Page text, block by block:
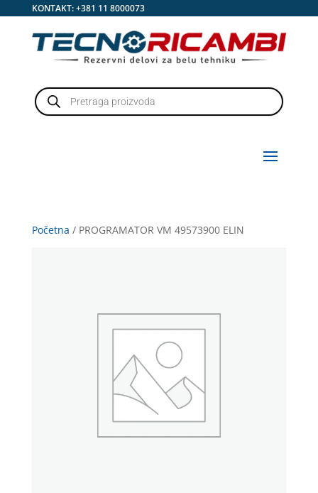
KONTAKT:+381 11 8000073
Products
search
Početna / PROGRAMATOR VM 49573900 ELIN